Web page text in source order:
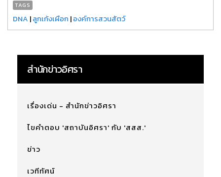
TAGS
DNA |ลูกเก้งเผือก |องค์การสวนสัตว์
สำนักข่าวอิศรา
เรื่องเด่น - สำนักข่าวอิศรา
ไขคำตอบ 'สถาบันอิศรา' กับ 'สสส.'
ข่าว
เวทีทัศน์